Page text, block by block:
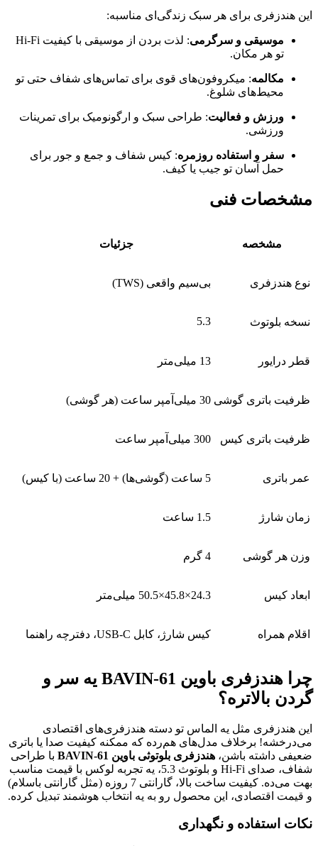
این هندزفری برای هر سبک زندگی‌ای مناسبه:
موسیقی و سرگرمی
: لذت بردن از موسیقی با کیفیت Hi-Fi
تو هر مکان.
مکالمه: میکروفون‌های قوی برای تماس‌های شفاف حتی تو
محیط‌های شلوغ.
ورزش و فعالیت: طراحی سبک و ارگونومیک برای تمرینات
ورزشی.
سفر و استفاده روزمره: کیس شفاف و جمع و جور برای
حمل آسان تو جیب یا کیف.
مشخصات فنی
مشخصه جزئیات
نوع هندزفری بی‌سیم واقعی (TWS)
نسخه بلوتوث 5.3
قطر درایور 13 میلی‌متر
ظرفیت باتری گوشی 30 میلی‌آمپر ساعت (هر گوشی)
ظرفیت باتری کیس 300 میلی‌آمپر ساعت
عمر باتری 5 ساعت (گوشی‌ها) + 20 ساعت (با کیس)
زمان شارژ 1.5 ساعت
وزن هر گوشی 4 گرم
ابعاد کیس 24.3×45.8×50.5 میلی‌متر
اقلام همراه کیس شارژ، کابل USB-C، دفترچه راهنما
چرا هندزفری باوین BAVIN-61 یه سر و
گردن بالاتره؟
این هندزفری مثل یه الماس تو دسته هندزفری‌های اقتصادی
می‌درخشه! برخلاف مدل‌های هم‌رده که ممکنه کیفیت صدا یا باتری
ضعیفی داشته باشن، هندزفری بلوتوثی باوین BAVIN-61
با طراحی
شفاف، صدای Hi-Fi و بلوتوث 5.3، یه تجربه لوکس با قیمت مناسب
بهت می‌ده. کیفیت ساخت بالا، گارانتی 7 روزه (مثل گارانتی باسلام)
و قیمت اقتصادی، این محصول رو به یه انتخاب هوشمند تبدیل کرده.
نکات استفاده و نگهداری